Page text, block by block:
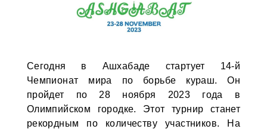
Сегодня в Ашхабаде стартует 14-й
Чемпионат мира по борьбе кураш. Он
пройдет по 28 ноября 2023 года в
Олимпийском городке. Этот турнир станет
рекордным по количеству участников. На